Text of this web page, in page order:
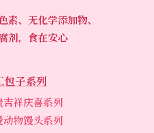
素、无化学添加物、
剂，食在安心
包子系列
吉祥庆喜系列
动物馒头系列